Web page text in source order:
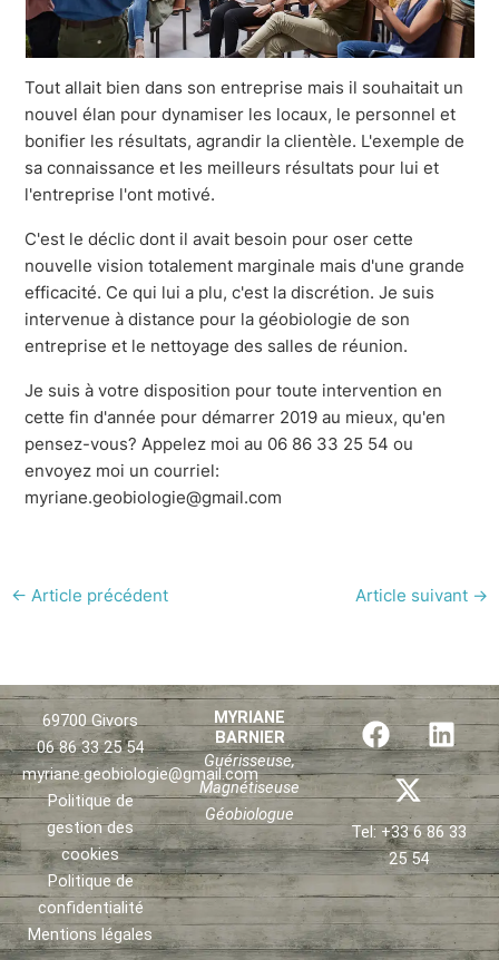
Tout allait bien dans son entreprise mais il souhaitait un
nouvel élan pour dynamiser les locaux, le personnel et
bonifier les résultats, agrandir la clientèle. L'exemple de
sa connaissance et les meilleurs résultats pour lui et
l'entreprise l'ont motivé.
C'est le déclic dont il avait besoin pour oser cette
nouvelle vision totalement marginale mais d'une grande
efficacité. Ce qui lui a plu, c'est la discrétion. Je suis
intervenue à distance pour la géobiologie de son
entreprise et le nettoyage des salles de réunion.
Je suis à votre disposition pour toute intervention en
cette fin d'année pour démarrer 2019 au mieux, qu'en
pensez-vous? Appelez moi au 06 86 33 25 54 ou
envoyez moi un courriel:
myriane.geobiologie@gmail.com
← Article précédent Article suivant →
69700 Givors
06 86 33 25 54
myriane.geobiologie@gmail.com
Politique de
gestion des
cookies
Politique de
confidentialité
Mentions légales
MYRIANE
BARNIER
Guérisseuse,
Magnétiseuse
Géobiologue
F
a
c
e
b
o
o
k
L
i
n
k
e
d
i
n
X
-
t
w
i
t
t
r
Tel: +33 6 86 33
25 54